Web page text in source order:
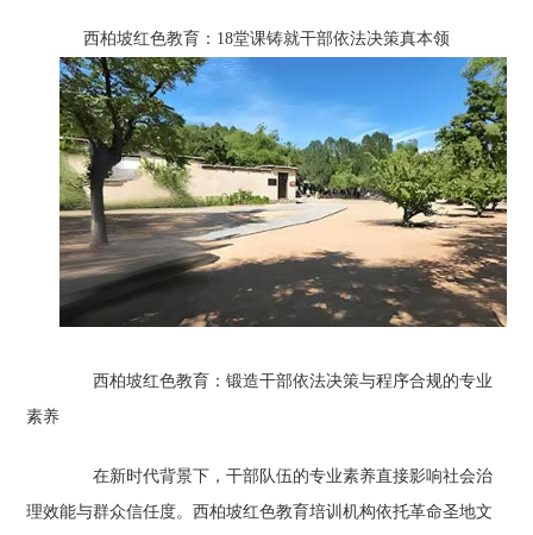
西柏坡红色教育：18堂课铸就干部依法决策真本领
‌西柏坡红色教育：锻造干部依法决策与程序合规的专业
素养‌
在新时代背景下，干部队伍的专业素养直接影响社会治
理效能与群众信任度。西柏坡红色教育培训机构依托革命圣地文